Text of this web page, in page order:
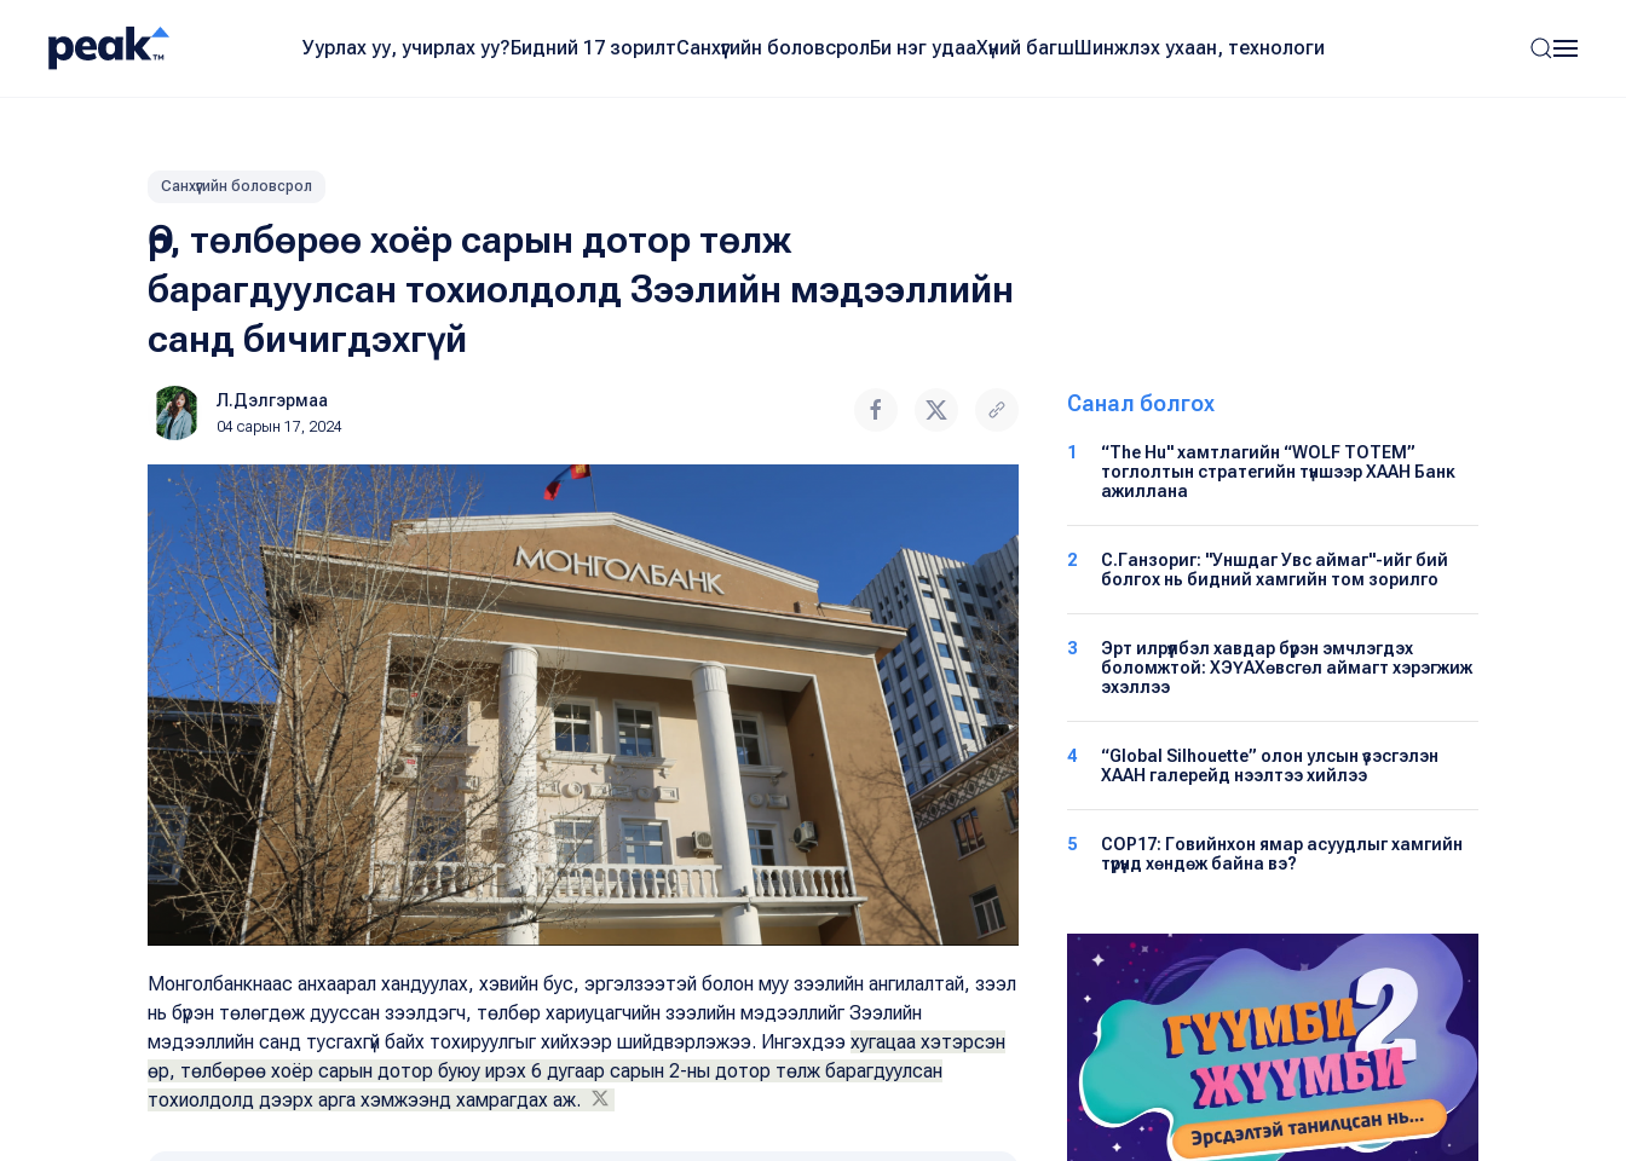
Уурлах уу, учирлах уу?Бидний 17 зорилтСанхүүгийн боловсролБи нэг удааХүний багшШинжлэх ухаан, технологи
Санхүүгийн боловсрол
Өр, төлбөрөө хоёр сарын дотор төлж
барагдуулсан тохиолдолд Зээлийн мэдээллийн
санд бичигдэхгүй
Л.Дэлгэрмаа
04 сарын 17, 2024
Монголбанкнаас анхаарал хандуулах, хэвийн бус, эргэлзээтэй болон муу зээлийн ангилалтай, зээл
нь бүрэн төлөгдөж дууссан зээлдэгч, төлбөр хариуцагчийн зээлийн мэдээллийг Зээлийн
мэдээллийн санд тусгахгүй байх тохируулгыг хийхээр шийдвэрлэжээ. Ингэхдээ хугацаа хэтэрсэн
өр, төлбөрөө хоёр сарын дотор буюу ирэх 6 дугаар сарын 2-ны дотор төлж барагдуулсан
тохиолдолд дээрх арга хэмжээнд хамрагдах аж.
Санал болгох
1
“The Hu" хамтлагийн “WOLF TOTEM”
тоглолтын стратегийн түншээр ХААН Банк
ажиллана
2
С.Ганзориг: "Уншдаг Увс аймаг"-ийг бий
болгох нь бидний хамгийн том зорилго
3
Эрт илрүүлбэл хавдар бүрэн эмчлэгдэх
боломжтой: ХЭҮА​Хөвсгөл аймагт хэрэгжиж
эхэллээ
4
“Global Silhouette” олон улсын үзэсгэлэн
ХААН галерейд нээлтээ хийлээ
5
COP17: Говийнхон ямар асуудлыг хамгийн
түрүүнд хөндөж байна вэ?